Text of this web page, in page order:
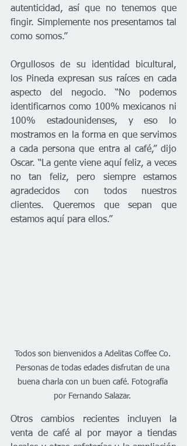
autenticidad, así que no tenemos que
fingir. Simplemente nos presentamos tal
como somos.”
Orgullosos de su identidad bicultural,
los Pineda expresan sus raíces en cada
aspecto del negocio. “No podemos
identificarnos como 100% mexicanos ni
100% estadounidenses, y eso lo
mostramos en la forma en que servimos
a cada persona que entra al café,” dijo
Oscar. “La gente viene aquí feliz, a veces
no tan feliz, pero siempre estamos
agradecidos con todos nuestros
clientes. Queremos que sepan que
estamos aquí para ellos.”
Todos son bienvenidos a Adelitas Coffee Co.
Personas de todas edades disfrutan de una
buena charla con un buen café. Fotografía
por Fernando Salazar.
Otros cambios recientes incluyen la
venta de café al por mayor a tiendas